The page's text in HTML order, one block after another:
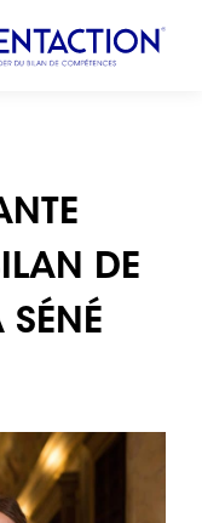
DE